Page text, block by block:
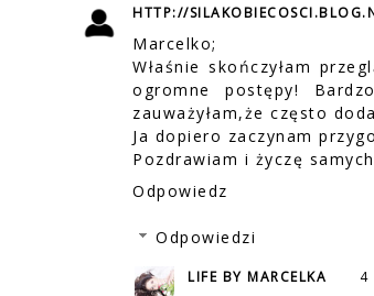
HTTP://
Marcelko;
Właśnie skończyłam
ogromne postępy!
zauważyłam,że często
Ja dopiero zaczynam
Pozdrawiam i życzę
Odpowiedz
Odpowiedzi
LIFE BY MARCELKA 4